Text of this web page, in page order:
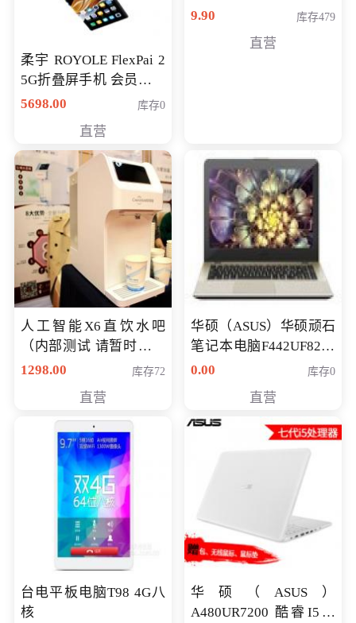
柔宇 ROYOLE FlexPai 2
5G折叠屏手机 会员专享
购买价格 4998元
5698.00 库存0
直营
9.90 库存479
直营
人工智能X6直饮水吧
（内部测试 请暂时不要
购买）
1298.00 库存72
直营
华硕（ASUS）华硕顽石
笔记本电脑F442UF8250
八代独显轻薄办公商务
0.00 库存0
直营
台电平板电脑T98 4G八
核
华硕（ASUS）
A480UR7200 酷睿I5超